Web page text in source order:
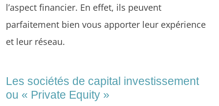
l’aspect financier. En effet, ils peuvent
parfaitement bien vous apporter leur expérience
et leur réseau.
Les sociétés de capital investissement
ou « Private Equity »